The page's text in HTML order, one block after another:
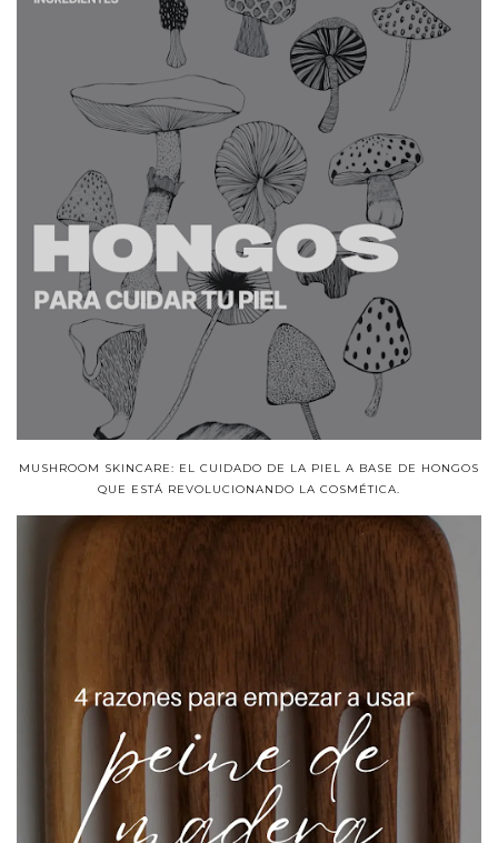
MUSHROOM SKINCARE: EL CUIDADO DE LA PIEL A BASE DE HONGOS
QUE ESTÁ REVOLUCIONANDO LA COSMÉTICA.